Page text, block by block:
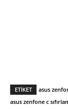
ETIKET asus
asus zenfone c